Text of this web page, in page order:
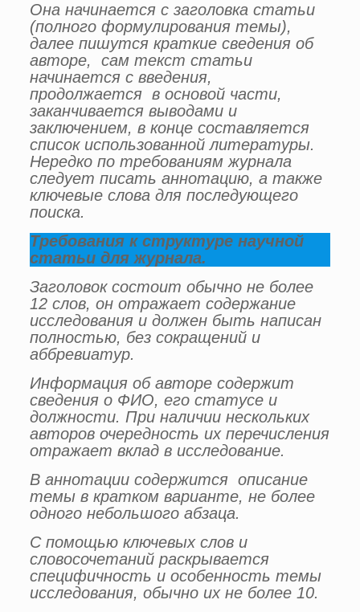
Она начинается с заголовка статьи
(полного формулирования темы),
далее пишутся краткие сведения об
авторе, сам текст статьи
начинается с введения,
продолжается в основой части,
заканчивается выводами и
заключением, в конце составляется
список использованной литературы.
Нередко по требованиям журнала
следует писать аннотацию, а также
ключевые слова для последующего
поиска.
Требования к структуре научной
статьи для журнала.
Заголовок состоит обычно не более
12 слов, он отражает содержание
исследования и должен быть написан
полностью, без сокращений и
аббревиатур.
Информация об авторе содержит
сведения о ФИО, его статусе и
должности. При наличии нескольких
авторов очередность их перечисления
отражает вклад в исследование.
В аннотации содержится описание
темы в кратком варианте, не более
одного небольшого абзаца.
С помощью ключевых слов и
словосочетаний раскрывается
специфичность и особенность темы
исследования, обычно их не более 10.